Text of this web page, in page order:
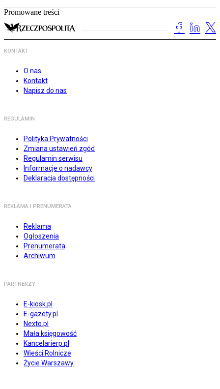
Promowane treści
KONTAKT
O nas
Kontakt
Napisz do nas
REGULAMIN
Polityka Prywatności
Zmiana ustawień zgód
Regulamin serwisu
Informacje o nadawcy
Deklaracja dostępności
REKLAMA I PRENUMERATA
Reklama
Ogłoszenia
Prenumerata
Archiwum
PARTNERZY
E-kiosk.pl
E-gazety.pl
Nexto.pl
Mała księgowość
Kancelarierp.pl
Wieści Rolnicze
Życie Warszawy